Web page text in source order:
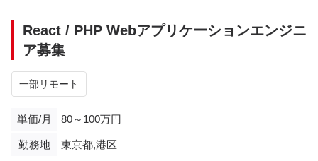
※※こちらの案件は現在募集を終了しております※※​
React / PHP Webアプリケーションエンジニ
ア募集
一部リモート
単価/月 80～100万円
勤務地 東京都,港区